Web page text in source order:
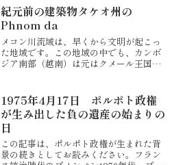
とは、ヒンドゥー教の宇宙論から由来
し、国家機構や村落機構におい...
紀元前の建築物タケオ州の
Phnom da
メコン川流域は、早くから文明が起こっ
た地域です。この地域の中でも、カンボ
ジア南部（越南）は元はクメール王国の
Anchor borey地区にあります。クメール
語で、...
1975年4月17日 ポルポト政権
が生み出した負の遺産の始まりの
日
この記事は、ポルポト政権が生まれた背
景の続きとしてお読みください。フラン